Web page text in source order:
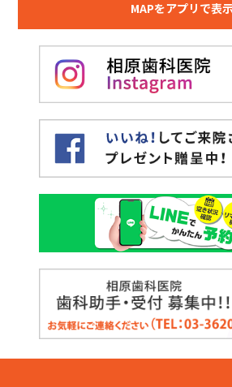
MAPをアプリで表